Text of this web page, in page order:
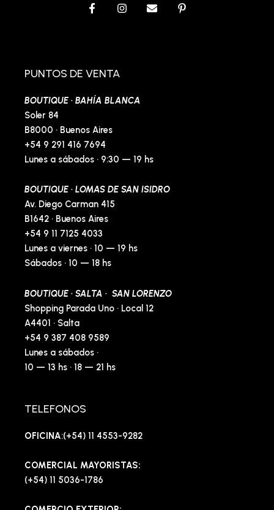
F
a
o
k
f
I
E
P
PUNTOS DE VENTA
BOUTIQUE · BAHÍA BLANCA
Soler 84
B8000 · Buenos Aires
+54 9 291 416 7694
Lunes a sábados · 9:30 — 19 hs
BOUTIQUE · LOMAS DE SAN ISIDRO
Av. Diego Carman 415
B1642 · Buenos Aires
+54 9 11 7125 4033
Lunes a viernes · 10 — 19 hs
Sábados · 10 — 18 hs
BOUTIQUE · SALTA · SAN LORENZO
Shopping Parada Uno · Local 12
A4401 · Salta
+54 9 387 408 9589
Lunes a sábados ·
10 — 13 hs · 18 — 21 hs
TELEFONOS
OFICINA:(+54) 11 4553-9282
COMERCIAL MAYORISTAS:
(+54) 11 5036-1786